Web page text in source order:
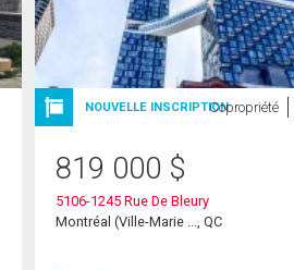
NOUVELLE INSCRIPTIONCopropriété
819 000 $
5106-1245 Rue De Bleury
Montréal (Ville-Marie ..., QC